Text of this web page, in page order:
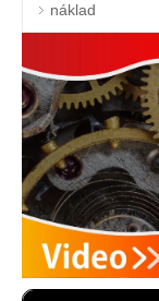
náklad